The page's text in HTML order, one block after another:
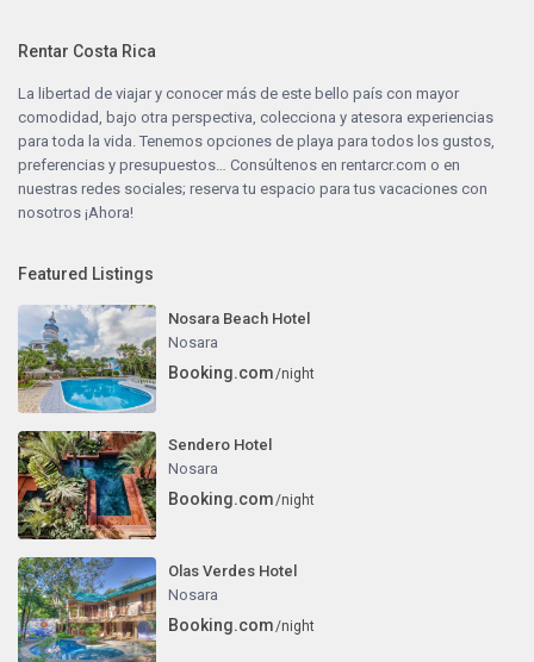
Rentar Costa Rica
La libertad de viajar y conocer más de este bello país con mayor
comodidad, bajo otra perspectiva, colecciona y atesora experiencias
para toda la vida. Tenemos opciones de playa para todos los gustos,
preferencias y presupuestos… Consúltenos enrentarcr.com o en
nuestras redes sociales; reserva tu espacio para tus vacaciones con
nosotros ¡Ahora!
Featured Listings
Nosara Beach Hotel
Nosara
Booking.com/night
Sendero Hotel
Nosara
Booking.com/night
Olas Verdes Hotel
Nosara
Booking.com/night